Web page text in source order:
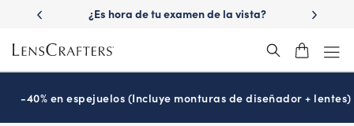
main
content
lentes
¿Es hora de tu examen de la vista?
Disfruta -
-40% en espejuelos (Incluye monturas de diseñador + lentes)